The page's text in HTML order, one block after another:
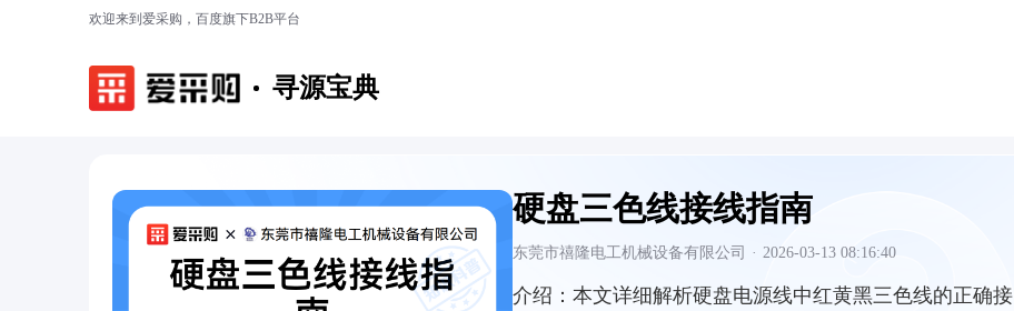
欢迎来到爱采购，百度旗下B2B平台
寻源宝典
硬盘三色线接线指南
东莞市禧隆电工机械设备有限公司 · 2026-03-13 08:16:40
介绍： 本文详细解析硬盘电源线中红黄黑三色线的正确接